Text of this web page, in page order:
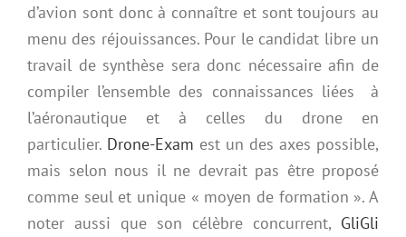
d’avion sont donc à connaître et sont toujours au
menu des réjouissances. Pour le candidat libre un
travail de synthèse sera donc nécessaire afin de
compiler l’ensemble des connaissances liées
à
l’aéronautique et à celles du drone en
particulier. Drone-Exam est un des axes possible,
mais selon nous il ne devrait pas être proposé
comme seul et unique « moyen de formation ». A
noter aussi que son célèbre concurrent, GliGli